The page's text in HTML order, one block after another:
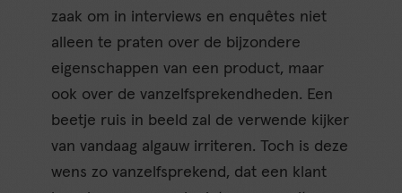
zaak om in interviews en enquêtes niet
alleen te praten over de bijzondere
eigenschappen van een product, maar
ook over de vanzelfsprekendheden. Een
beetje ruis in beeld zal de verwende kijker
van vandaag algauw irriteren. Toch is deze
wens zo vanzelfsprekend, dat een klant